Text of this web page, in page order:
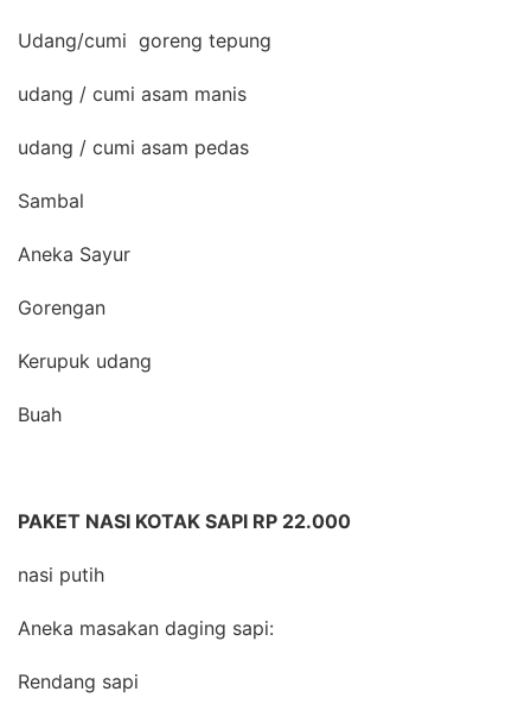
Udang/cumi goreng tepung
udang / cumi asam manis
udang / cumi asam pedas
Sambal
Aneka Sayur
Gorengan
Kerupuk udang
Buah
PAKET NASI KOTAK SAPI RP 22.000
nasi putih
Aneka masakan daging sapi:
Rendang sapi